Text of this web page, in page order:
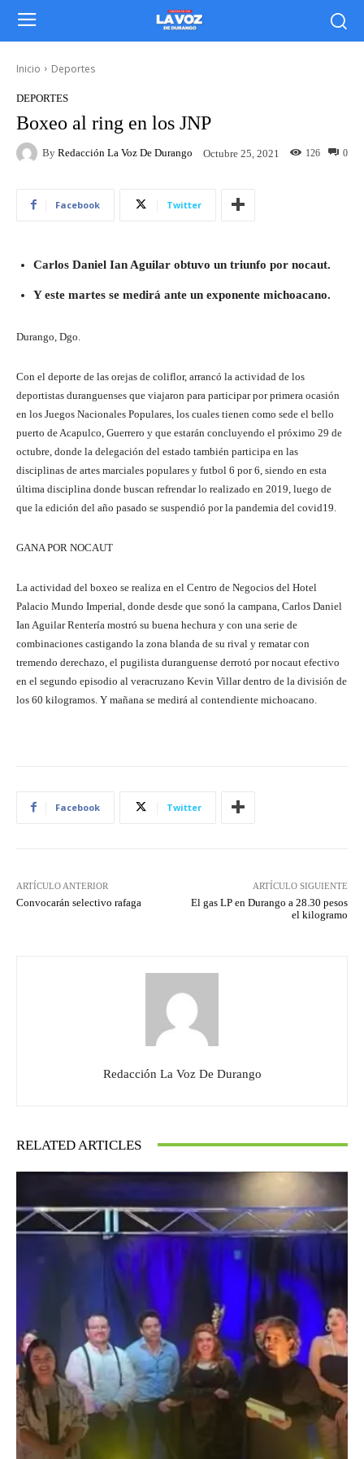
Inicio Deportes
DEPORTES
Boxeo al ring en los JNP
By Redacción La Voz De Durango Octubre 25, 2021 0
126
Facebook Twitter
Carlos Daniel Ian Aguilar obtuvo un triunfo por nocaut.
Y este martes se medirá ante un exponente michoacano.
Durango, Dgo.
Con el deporte de las orejas de coliflor, arrancó la actividad de los
deportistas duranguenses que viajaron para participar por primera ocasión
en los Juegos Nacionales Populares, los cuales tienen como sede el bello
puerto de Acapulco, Guerrero y que estarán concluyendo el próximo 29 de
octubre, donde la delegación del estado también participa en las
disciplinas de artes marciales populares y futbol 6 por 6, siendo en esta
última disciplina donde buscan refrendar lo realizado en 2019, luego de
que la edición del año pasado se suspendió por la pandemia del covid19.
GANA POR NOCAUT
La actividad del boxeo se realiza en el Centro de Negocios del Hotel
Palacio Mundo Imperial, donde desde que sonó la campana, Carlos Daniel
Ian Aguilar Rentería mostró su buena hechura y con una serie de
combinaciones castigando la zona blanda de su rival y rematar con
tremendo derechazo, el pugilista duranguense derrotó por nocaut efectivo
en el segundo episodio al veracruzano Kevin Villar dentro de la división de
los 60 kilogramos. Y mañana se medirá al contendiente michoacano.
Facebook Twitter
ARTÍCULO ANTERIOR
Convocarán selectivo rafaga
ARTÍCULO SIGUIENTE
El gas LP en Durango a 28.30 pesos
el kilogramo
Redacción La Voz De Durango
RELATED ARTICLES